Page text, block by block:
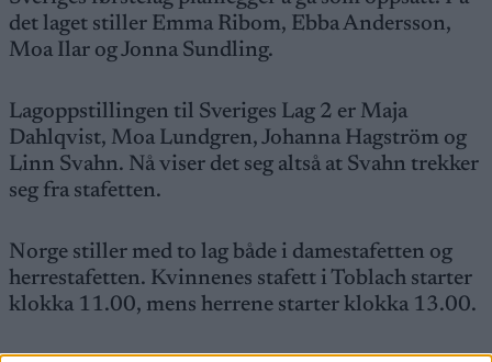
det laget stiller Emma Ribom, Ebba Andersson,
Moa Ilar og Jonna Sundling.
Lagoppstillingen til Sveriges Lag 2 er Maja
Dahlqvist, Moa Lundgren, Johanna Hagström og
Linn Svahn. Nå viser det seg altså at Svahn trekker
seg fra stafetten.
Norge stiller med to lag både i damestafetten og
herrestafetten. Kvinnenes stafett i Toblach starter
klokka 11.00, mens herrene starter klokka 13.00.